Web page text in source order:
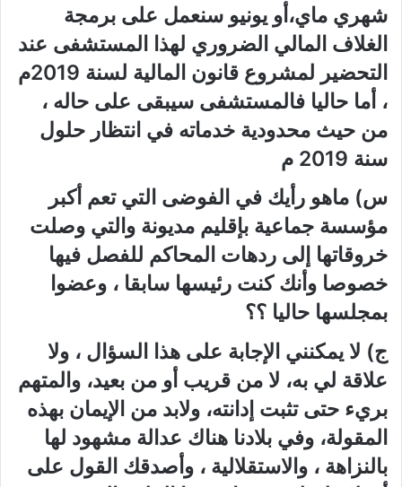
شهري ماي،أو يونيو سنعمل على برمجة
الغلاف المالي الضروري لهذا المستشفى عند
التحضير لمشروع قانون المالية لسنة 2019م
، أما حاليا فالمستشفى سيبقى على حاله ،
من حيث محدودية خدماته في انتظار حلول
سنة 2019 م
س) ماهو رأيك في الفوضى التي تعم أكبر
مؤسسة جماعية بإقليم مديونة والتي وصلت
خروقاتها إلى ردهات المحاكم للفصل فيها
خصوصا وأنك كنت رئيسها سابقا ، وعضوا
بمجلسها حاليا ؟؟
ج) لا يمكنني الإجابة على هذا السؤال ، ولا
علاقة لي به، لا من قريب أو من بعيد، والمتهم
بريء حتى تثبت إدانته، ولابد من الإيمان بهذه
المقولة، وفي بلادنا هناك عدالة مشهود لها
بالنزاهة ، والاستقلالية ، وأصدقك القول على